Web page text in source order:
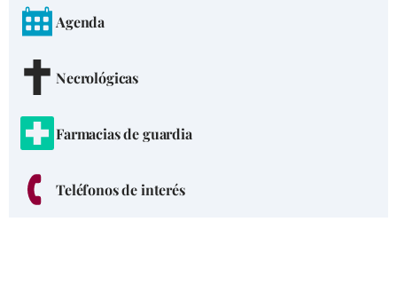
Agenda
Necrológicas
Farmacias de guardia
Teléfonos de interés